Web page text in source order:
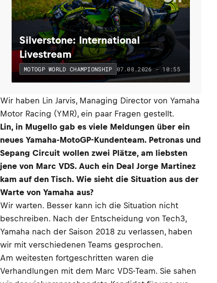
Silverstone: International
Livestream
MOTOGP WORLD CHAMPIONSHIP 07.08.2026 - 10:55
Wir haben Lin Jarvis, Managing Director von Yamaha
Motor Racing (YMR), ein paar Fragen gestellt.
Lin, in Mugello gab es viele Meldungen über ein
neues Yamaha-MotoGP-Kundenteam. Petronas und
Sepang Circuit wollen zwei Plätze, am liebsten
jene von Marc VDS. Auch ein Deal Jorge Martinez
kam auf den Tisch. Wie sieht die Situation aus der
Warte von Yamaha aus?
Wir warten. Besser kann ich die Situation nicht
beschreiben. Nach der Entscheidung von Tech3,
Yamaha nach der Saison 2018 zu verlassen, haben
wir mit verschiedenen Teams gesprochen.
Am weitesten fortgeschritten waren die
Verhandlungen mit dem Marc VDS-Team. Sie sahen